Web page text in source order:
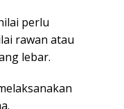
perlu
rawan atau
lebar.